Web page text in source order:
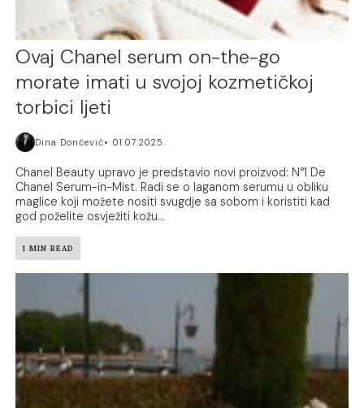
Ovaj Chanel serum on-the-go
morate imati u svojoj kozmetičkoj
torbici ljeti
Dina Dončević 01.07.2025.
Chanel Beauty upravo je predstavio novi proizvod: N°1 De
Chanel Serum-in-Mist. Radi se o laganom serumu u obliku
maglice koji možete nositi svugdje sa sobom i koristiti kad
god poželite osvježiti kožu...
1 MIN READ